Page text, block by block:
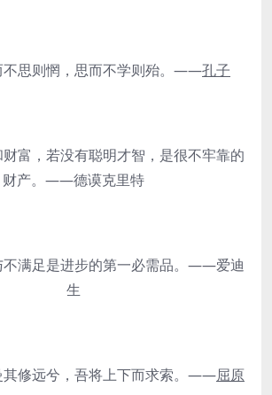
思则惘，思而不学则殆。——孔子
，若没有聪明才智，是很不牢靠的
财产。——德谟克里特
满足是进步的第一必需品。——爱迪
生
修远兮，吾将上下而求索。——屈原